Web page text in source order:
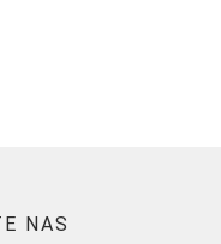
NAS